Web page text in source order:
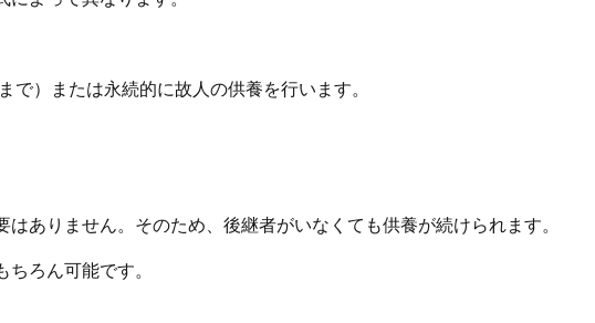
で）または永続的に故人の供養を行います。
ありません。そのため、後継者がいなくても供養が続けられます。
ろん可能です。